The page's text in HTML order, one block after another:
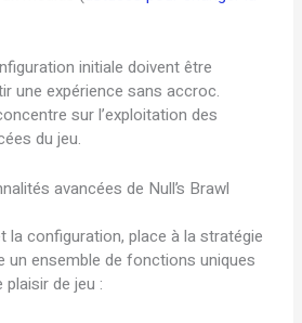
initiale doivent être
une expérience sans accroc.
sur l’exploitation des
du jeu.
avancées de Null’s Brawl
la configuration, place à la stratégie
un ensemble de fonctions uniques
de jeu :